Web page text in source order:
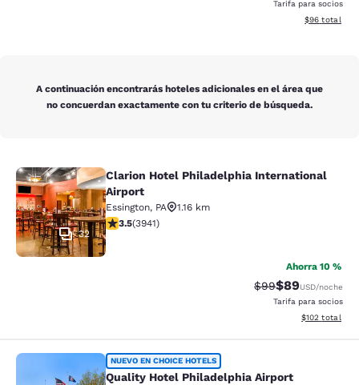
Tarifa para socios
Ver detalles
$96 total
A continuación encontrarás hoteles adicionales en el área que
no concuerdan exactamente con tu criterio de búsqueda.
Clarion Hotel Philadelphia
32
Clarion Hotel Philadelphia International
Airport
Essington, PA
1.16 km
Calificación de 3.45 estrellas. Bueno. 3941 reseñas
3.5(3941)
Ahorra 10 %
Tarifa tachada:
$99Tarifa
$89USD/noche
Tarifa para socios
Ver detalles
$102 total
Quality Hotel Philadelphia Airport
NUEVO EN CHOICE HOTELS
Quality Hotel Philadelphia Airport